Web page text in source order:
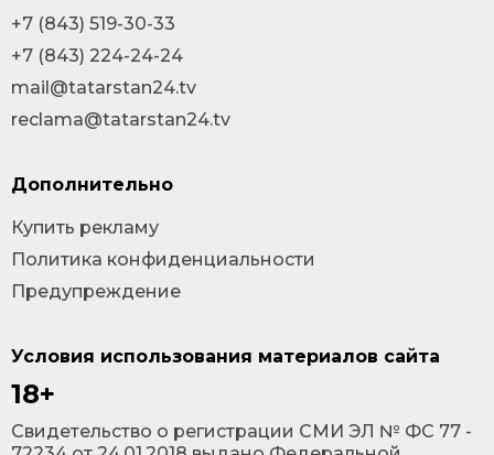
Условия использования материалов сайта
18+
Cвидетельство о регистрации СМИ ЭЛ № ФС 77 -
+7 (843) 519-30-33
+7 (843) 224-24-24
mail@tatarstan24.tv
reclama@tatarstan24.tv
Дополнительно
Купить рекламу
Политика конфиденциальности
Предупреждение